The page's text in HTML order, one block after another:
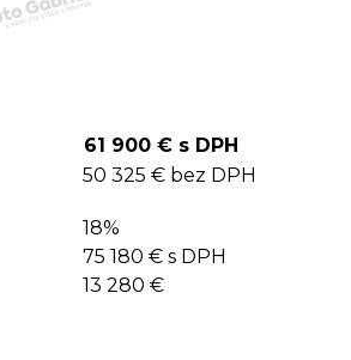
61 900 € s DPH
50 325 € bez DPH
18%
75 180 € s DPH
13 280 €